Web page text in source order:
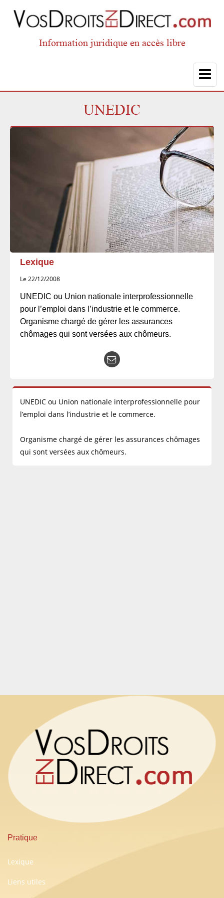
Information juridique en accès libre
Toggle
UNEDIC
Lexique
Le 22/12/2008
UNEDIC ou Union nationale interprofessionnelle
pour l’emploi dans l’industrie et le commerce.
Organisme chargé de gérer les assurances
chômages qui sont versées aux chômeurs.
UNEDIC ou Union nationale interprofessionnelle pour
l’emploi dans l’industrie et le commerce.
Organisme chargé de gérer les assurances chômages
qui sont versées aux chômeurs.
Pratique
Lexique
Liens utiles